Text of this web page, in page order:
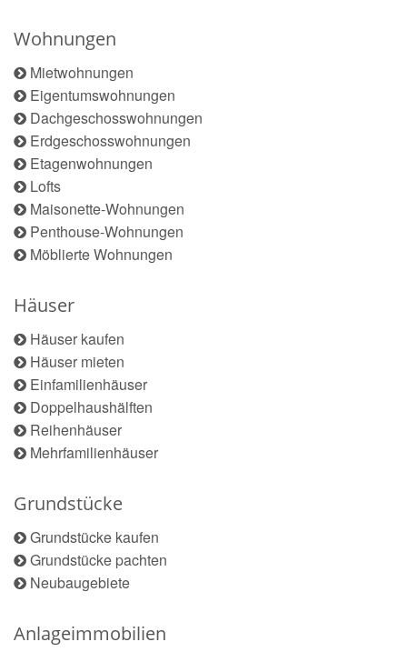
Wohnungen
Mietwohnungen
Eigentumswohnungen
Dachgeschosswohnungen
Erdgeschosswohnungen
Etagenwohnungen
Lofts
Maisonette-Wohnungen
Penthouse-Wohnungen
Möblierte Wohnungen
Häuser
Häuser kaufen
Häuser mieten
Einfamilienhäuser
Doppelhaushälften
Reihenhäuser
Mehrfamilienhäuser
Grundstücke
Grundstücke kaufen
Grundstücke pachten
Neubaugebiete
Anlageimmobilien